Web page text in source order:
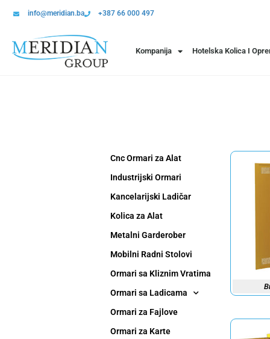
info@meridian.ba +387 66 000 497
Kompanija Hotelska Kolica I
Cnc Ormari za Alat
Industrijski Ormari
Kancelarijski Ladičar
Kolica za Alat
Metalni Garderober
Mobilni Radni Stolovi
Ormari sa Kliznim Vratima
Ormari sa Ladicama
Ormari za Fajlove
Ormari za Karte